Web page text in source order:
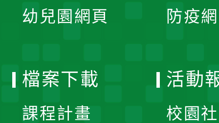
幼兒園網頁 防疫
檔案下載
課程計畫
活動
校園